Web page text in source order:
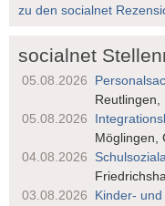
zu den socialnet
socialnet
05.08.2026
Reutlingen,
05.08.2026
Möglingen,
04.08.2026
03.08.2026
Kinder-